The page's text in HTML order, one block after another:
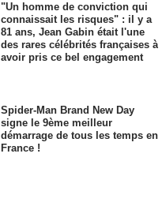
"Un homme de conviction qui
connaissait les risques" : il y a
81 ans, Jean Gabin était l'une
des rares célébrités françaises à
avoir pris ce bel engagement
Spider-Man Brand New Day
signe le 9ème meilleur
démarrage de tous les temps en
France !